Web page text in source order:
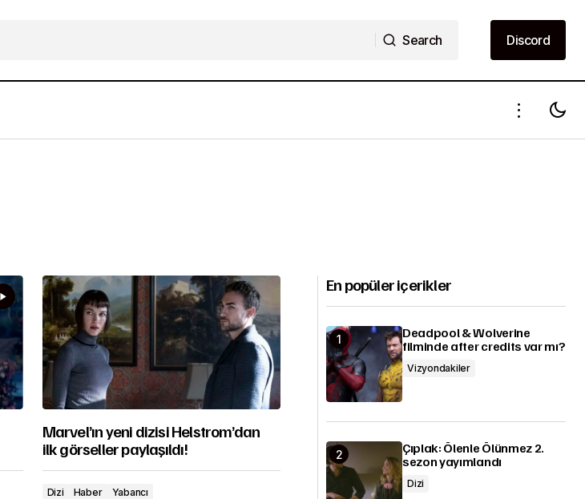
Search
Discord
Discord
Marvel’ın yeni dizisi Helstrom’dan
ilk görseller paylaşıldı!
Dizi Haber
Yabancı
En popüler içerikler
Deadpool & Wolverine
filminde after credits var mı?
Vizyondakiler
Çıplak: Ölenle Ölünmez 2.
sezon yayımlandı
Dizi